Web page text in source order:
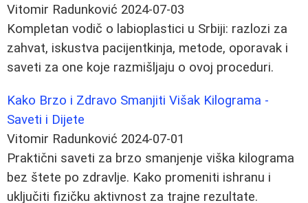
Vitomir Radunković 2024-07-03
Kompletan vodič o labioplastici u Srbiji: razlozi za
zahvat, iskustva pacijentkinja, metode, oporavak i
saveti za one koje razmišljaju o ovoj proceduri.
Kako Brzo i Zdravo Smanjiti Višak Kilograma -
Saveti i Dijete
Vitomir Radunković 2024-07-01
Praktični saveti za brzo smanjenje viška kilograma
bez štete po zdravlje. Kako promeniti ishranu i
uključiti fizičku aktivnost za trajne rezultate.